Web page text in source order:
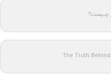
چـیست؟
The Truth